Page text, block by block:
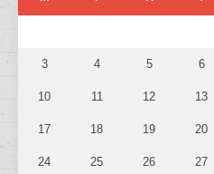
3 4 5 6
10 11 12 13
17 18 19 20
24 25 26 27